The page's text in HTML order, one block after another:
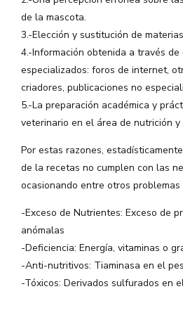
de la mascota.
3.-Elección y sustitución de
4.-Información obtenida a través de
especializados: foros de internet,
criadores, publicaciones no
5.-La preparación académica y
veterinario en el área de nutrición
Por estas razones,
de la recetas no cumplen con las
ocasionando entre otros
-Exceso de Nutrientes: Exceso de
anómalas
-Deficiencia: Energía, vitaminas o
-Anti-nutritivos: Tiaminasa en el
-Tóxicos: Derivados sulfurados en